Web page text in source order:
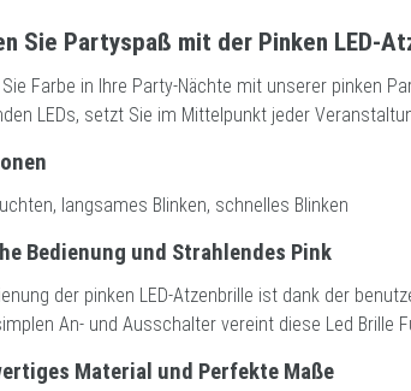
Sie Partyspaß mit der Pinken LED-
Sie Farbe in Ihre Party-Nächte mit unserer pinken
LEDs, setzt Sie im Mittelpunkt jeder
langsames Blinken, schnelles Blinken
Bedienung und Strahlendes Pink
der pinken LED-Atzenbrille ist dank der
An- und Ausschalter vereint diese Led Brille
Material und Perfekte Maße